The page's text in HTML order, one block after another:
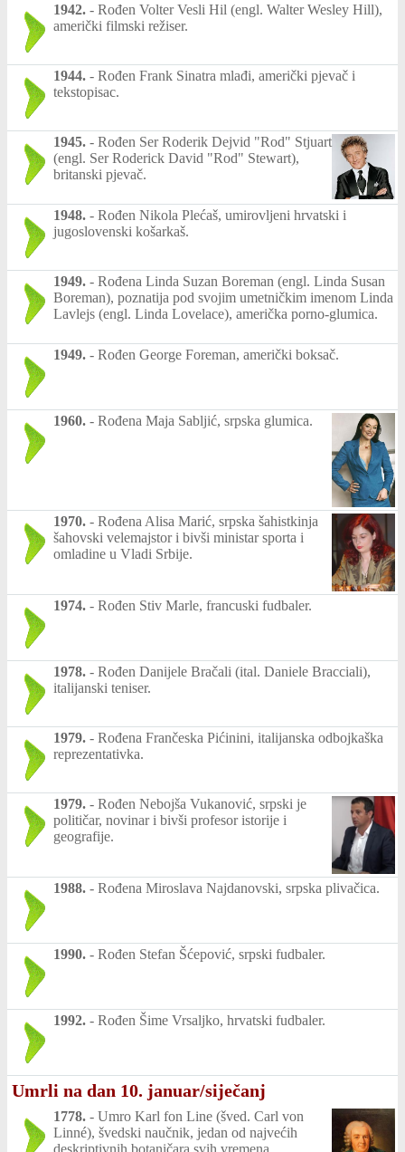
1942. - Rođen Volter Vesli Hil (engl. Walter Wesley Hill),
američki filmski režiser.
1944. - Rođen Frank Sinatra mlađi, američki pjevač i
tekstopisac.
1945. - Rođen Ser Roderik Dejvid "Rod" Stjuart
(engl. Ser Roderick David "Rod" Stewart),
britanski pjevač.
1948. - Rođen Nikola Plećaš, umirovljeni hrvatski i
jugoslovenski košarkaš.
1949. - Rođena Linda Suzan Boreman (engl. Linda Susan
Boreman), poznatija pod svojim umetničkim imenom Linda
Lavlejs (engl. Linda Lovelace), američka porno-glumica.
1949. - Rođen George Foreman, američki boksač.
1960. - Rođena Maja Sabljić, srpska glumica.
1970. - Rođena Alisa Marić, srpska šahistkinja
šahovski velemajstor i bivši ministar sporta i
omladine u Vladi Srbije.
1974. - Rođen Stiv Marle, francuski fudbaler.
1978. - Rođen Danijele Bračali (ital. Daniele Bracciali),
italijanski teniser.
1979. - Rođena Frančeska Pićinini, italijanska odbojkaška
reprezentativka.
1979. - Rođen Nebojša Vukanović, srpski je
političar, novinar i bivši profesor istorije i
geografije.
1988. - Rođena Miroslava Najdanovski, srpska plivačica.
1990. - Rođen Stefan Šćepović, srpski fudbaler.
1992. - Rođen Šime Vrsaljko, hrvatski fudbaler.
Umrli na dan 10. januar/siječanj
1778. - Umro Karl fon Line (šved. Carl von
Linné), švedski naučnik, jedan od najvećih
deskriptivnih botaničara svih vremena.